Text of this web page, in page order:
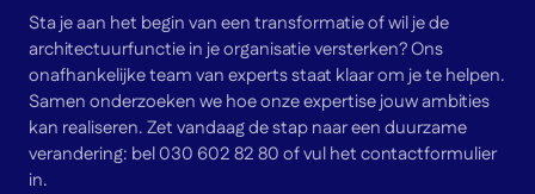
Sta je aan het begin van een transformatie of wil je de
architectuurfunctie in je organisatie versterken? Ons
onafhankelijke team van experts staat klaar om je te helpen.
Samen onderzoeken we hoe onze expertise jouw ambities
kan realiseren. Zet vandaag de stap naar een duurzame
verandering: bel 030 602 82 80 of vul het contactformulier
in.